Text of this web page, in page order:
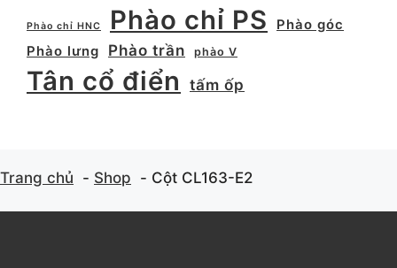
Phào chỉ HNC Phào chỉ PS
Phào góc
Phào lưng
Phào trần phào V
Tân cổ điển tấm ốp
Trang chủ Shop Cột CL163-E2